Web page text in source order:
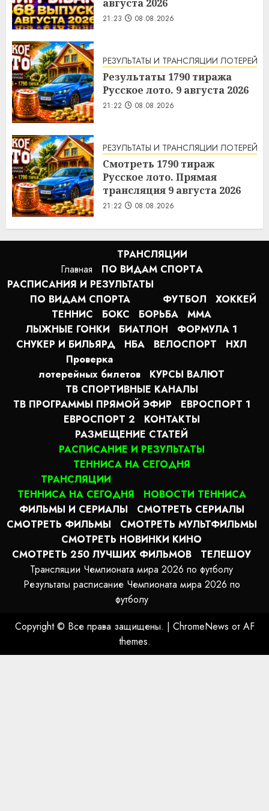
августа 2026
21:23 08.08.2026
РЕЗУЛЬТАТЫ И ТРАНСЛЯЦИИ ЛОТЕРЕЙ
Результаты 1790 тиража
Русское лото. 9 августа 2026
21:22 08.08.2026
РЕЗУЛЬТАТЫ И ТРАНСЛЯЦИИ ЛОТЕРЕЙ
Смотреть 1790 тираж
Русское лото. Прямая
трансляция 9 августа 2026
21:22 08.08.2026
Главная
ТРАНСЛЯЦИИ
ПО ВИДАМ СПОРТA
РАСПИСАНИЯ И РЕЗУЛЬТАТЫ
ПО ВИДАМ СПОРТА
ФУТБОЛ
ХОККЕЙ
ТЕННИС
БОКС БОРЬБА
MMA
ЛЫЖНЫЕ ГОНКИ
БИАТЛОН
ФОРМУЛА 1
СНУКЕР И БИЛЬЯРД
НБА ВЕЛОСПОРТ
НХЛ
Проверка
лотерейных билетов
КУРСЫ ВАЛЮТ
ТВ СПОРТИВНЫЕ КАНАЛЫ
ТВ ПРОГРАММЫ ПРЯМОЙ ЭФИР
ЕВРОСПОРТ 1
ЕВРОСПОРТ 2
КОНТАКТЫ
РАЗМЕЩЕНИЕ СТАТЕЙ
РАСПИСАНИЕ И РЕЗУЛЬТАТЫ
ТЕННИСА НА СЕГОДНЯ
ТРАНСЛЯЦИИ
ТЕННИСА НА СЕГОДНЯ
НОВОСТИ ТЕННИСА
ФИЛЬМЫ И СЕРИАЛЫ
СМОТРЕТЬ СЕРИАЛЫ
СМОТРЕТЬ ФИЛЬМЫ
СМОТРЕТЬ МУЛЬТФИЛЬМЫ
СМОТРЕТЬ НОВИНКИ КИНО
СМОТРЕТЬ 250 ЛУЧШИХ ФИЛЬМОВ
ТЕЛЕШОУ
Трансляции Чемпионата мира 2026 по футболу
Результаты расписание Чемпионата мира 2026 по
футболу
Copyright © Все права защищены. | ChromeNews от AF
themes.